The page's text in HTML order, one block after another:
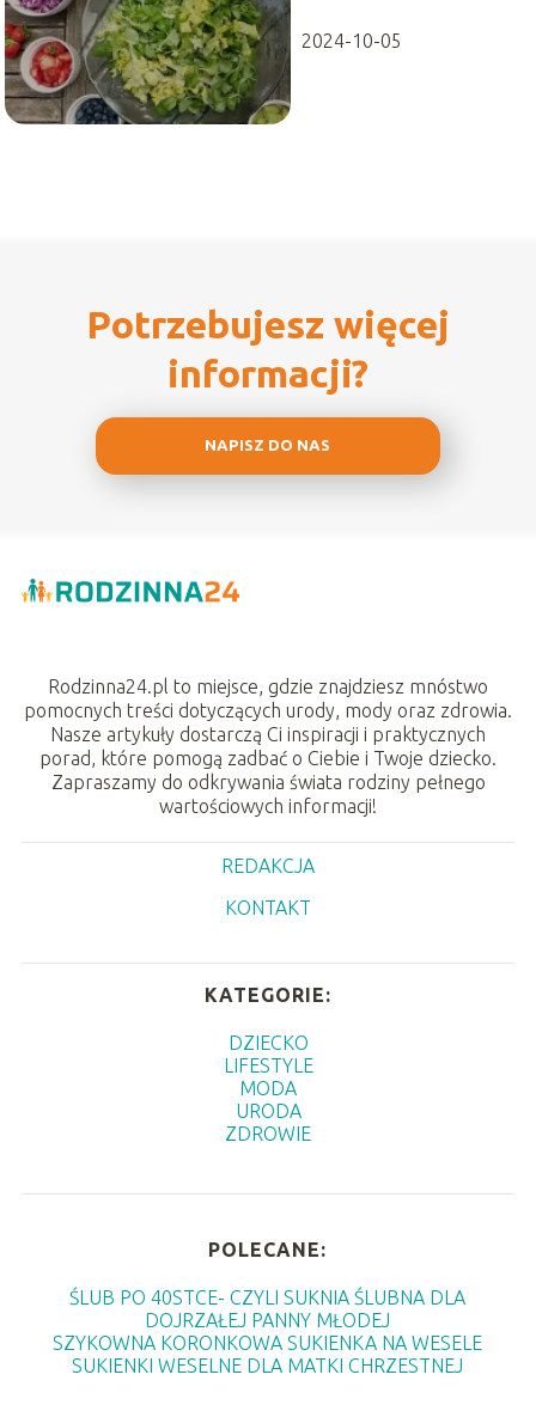
2024-10-05
Potrzebujesz więcej
informacji?
NAPISZ DO NAS
Rodzinna24.pl to miejsce, gdzie znajdziesz mnóstwo
pomocnych treści dotyczących urody, mody oraz zdrowia.
Nasze artykuły dostarczą Ci inspiracji i praktycznych
porad, które pomogą zadbać o Ciebie i Twoje dziecko.
Zapraszamy do odkrywania świata rodziny pełnego
wartościowych informacji!
REDAKCJA
KONTAKT
KATEGORIE:
DZIECKO
LIFESTYLE
MODA
URODA
ZDROWIE
POLECANE:
ŚLUB PO 40STCE- CZYLI SUKNIA ŚLUBNA DLA
DOJRZAŁEJ PANNY MŁODEJ
SZYKOWNA KORONKOWA SUKIENKA NA WESELE
SUKIENKI WESELNE DLA MATKI CHRZESTNEJ